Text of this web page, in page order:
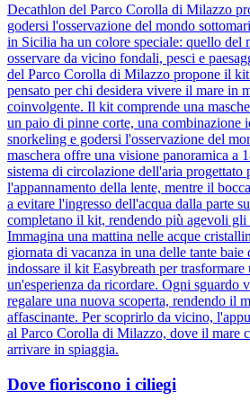
Decathlon del Parco Corolla di Milazzo
godersi l'osservazione del mondo
in Sicilia ha un colore speciale: quello del
osservare da vicino fondali, pesci e
del Parco Corolla di Milazzo propone il
pensato per chi desidera vivere il mare in
coinvolgente. Il kit comprende una
un paio di pinne corte, una combinazione
snorkeling e godersi l'osservazione del
maschera offre una visione panoramica a
sistema di circolazione dell'aria progettato
l'appannamento della lente, mentre il
a evitare l'ingresso dell'acqua dalla parte
completano il kit, rendendo più agevoli gli
Immagina una mattina nelle acque
giornata di vacanza in una delle tante baie
indossare il kit Easybreath per
un'esperienza da ricordare. Ogni sguardo
regalare una nuova scoperta, rendendo il
affascinante. Per scoprirlo da vicino,
al Parco Corolla di Milazzo, dove il mare
arrivare in spiaggia.
Dove fioriscono i ciliegi